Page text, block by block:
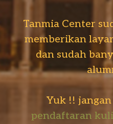
Tanmia Center
memberikan
dan sudah
Yuk !!
pendaftaran